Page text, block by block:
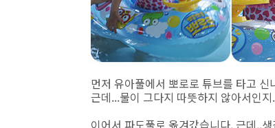
먼저 유아풀에서 뽀로로 튜브를 타고
근데...물이 그다지 따뜻하지 않아서인
이어서 파도풀로 옮겨갔습니다. 근데..